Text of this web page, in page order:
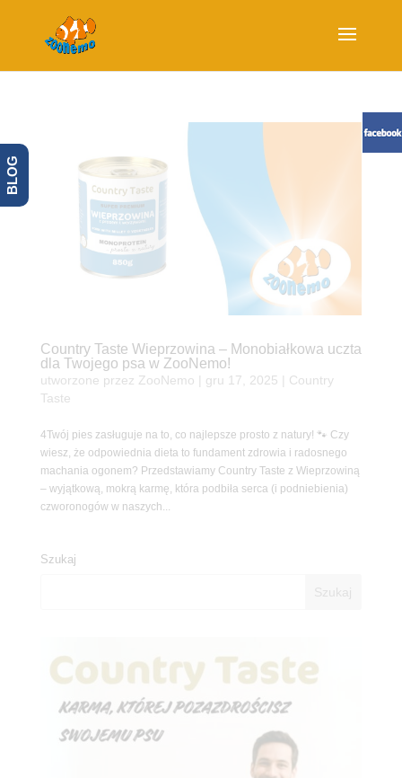
Country Taste Wieprzowina – Monobiałkowa uczta
dla Twojego psa w ZooNemo!
utworzone przez ZooNemo gru 17, 2025
Country
Taste
4Twój pies zasługuje na to, co najlepsze prosto z natury! 🐾 Czy
wiesz, że odpowiednia dieta to fundament zdrowia i radosnego
machania ogonem? Przedstawiamy Country Taste z Wieprzowiną
– wyjątkową, mokrą karmę, która podbiła serca (i podniebienia)
czworonogów w naszych...
Szukaj
BLOG